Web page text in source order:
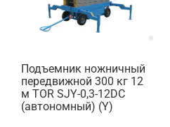
Подъемник ножничный
передвижной 300 кг 12
м TOR SJY-0,3-12DC
(автономный) (Y)